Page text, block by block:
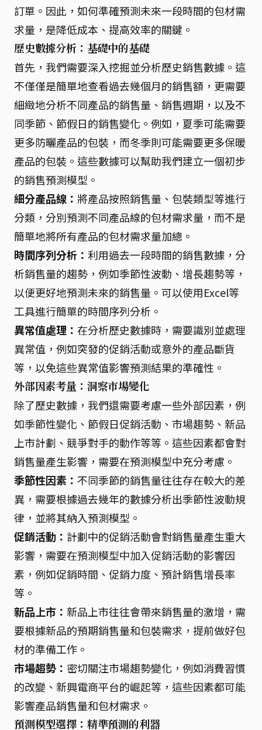
訂單。因此，如何準確預測未來一段時間的包材需
求量，是降低成本、提高效率的關鍵。
歷史數據分析：基礎中的基礎
首先，我們需要深入挖掘並分析歷史銷售數據。這
不僅僅是簡單地查看過去幾個月的銷售額，更需要
細緻地分析不同產品的銷售量、銷售週期，以及不
同季節、節假日的銷售變化。例如，夏季可能需要
更多防曬產品的包裝，而冬季則可能需要更多保暖
產品的包裝。這些數據可以幫助我們建立一個初步
的銷售預測模型。
細分產品線： 將產品按照銷售量、包裝類型等進行
分類，分別預測不同產品線的包材需求量，而不是
簡單地將所有產品的包材需求量加總。
時間序列分析： 利用過去一段時間的銷售數據，分
析銷售量的趨勢，例如季節性波動、增長趨勢等，
以便更好地預測未來的銷售量。可以使用Excel等
工具進行簡單的時間序列分析。
異常值處理： 在分析歷史數據時，需要識別並處理
異常值，例如突發的促銷活動或意外的產品斷貨
等，以免這些異常值影響預測結果的準確性。
外部因素考量：洞察市場變化
除了歷史數據，我們還需要考慮一些外部因素，例
如季節性變化、節假日促銷活動、市場趨勢、新品
上市計劃、競爭對手的動作等等。這些因素都會對
銷售量產生影響，需要在預測模型中充分考慮。
季節性因素： 不同季節的銷售量往往存在較大的差
異，需要根據過去幾年的數據分析出季節性波動規
律，並將其納入預測模型。
促銷活動： 計劃中的促銷活動會對銷售量產生重大
影響，需要在預測模型中加入促銷活動的影響因
素，例如促銷時間、促銷力度、預計銷售增長率
等。
新品上市： 新品上市往往會帶來銷售量的激增，需
要根據新品的預期銷售量和包裝需求，提前做好包
材的準備工作。
市場趨勢： 密切關注市場趨勢變化，例如消費習慣
的改變、新興電商平台的崛起等，這些因素都可能
影響產品銷售量和包材需求。
預測模型選擇：精準預測的利器